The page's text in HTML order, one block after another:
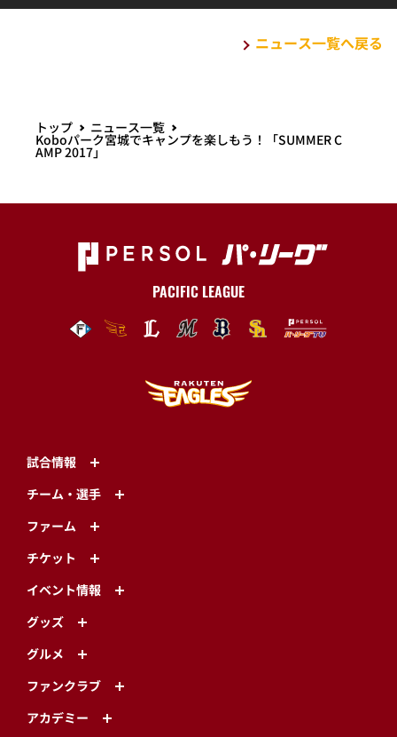
ニュース一覧へ戻る
トップ ニュース一覧
Koboパーク宮城でキャンプを楽しもう！「SUMMER C
AMP 2017」
PACIFIC LEAGUE
試合情報
チーム・選手
ファーム
チケット
イベント情報
グッズ
グルメ
ファンクラブ
アカデミー